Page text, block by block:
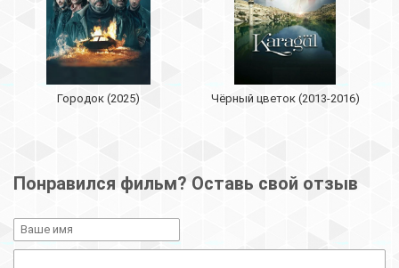
Городок (2025) Чёрный цветок (2013-2016)
Понравился фильм? Оставь свой отзыв